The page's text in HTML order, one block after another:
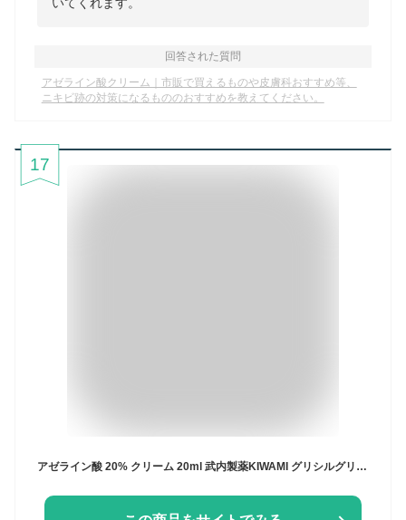
いてくれます。
回答された質問
アゼライン酸クリーム｜市販で買えるものや皮膚科おすすめ等、
ニキビ跡の対策になるもののおすすめを教えてください。
17
アゼライン酸 20% クリーム 20ml 武内製薬KIWAMI グリシルグリシン CICA ニキビ 脂性肌 乾燥肌 赤み 美容液 エイジングケア 皮脂 送料無料